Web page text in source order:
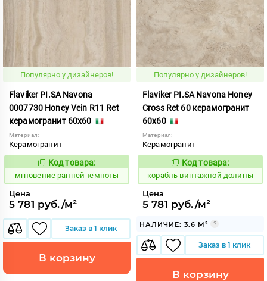
Популярно у дизайнеров!
Flaviker PI.SA Navona
0007730 Honey Vein R11 Ret
керамогранит 60x60
Материал:
Керамогранит
947227
Код товара:
мгновение ранней темноты
Цена
5 781 руб./м²
Заказ в 1 клик
В корзину
Популярно у дизайнеров!
Flaviker PI.SA Navona Honey
Cross Ret 60 керамогранит
60x60
Материал:
Керамогранит
767521
Код товара:
корабль винтажной долины
Цена
5 781 руб./м²
НАЛИЧИЕ: 3.6 М²
Заказ в 1 клик
В корзину